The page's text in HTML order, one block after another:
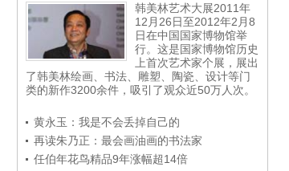
韩美林艺术大展2011年
12月26日至2012年2月8
日在中国国家博物馆举
行。这是国家博物馆历史
上首次艺术家个展，展出
了韩美林绘画、书法、雕塑、陶瓷、设计等门
类的新作3200余件，吸引了观众近50万人次。
黄永玉：我是不会丢掉自己的
再读朱乃正：最会画油画的书法家
任伯年花鸟精品9年涨幅超14倍